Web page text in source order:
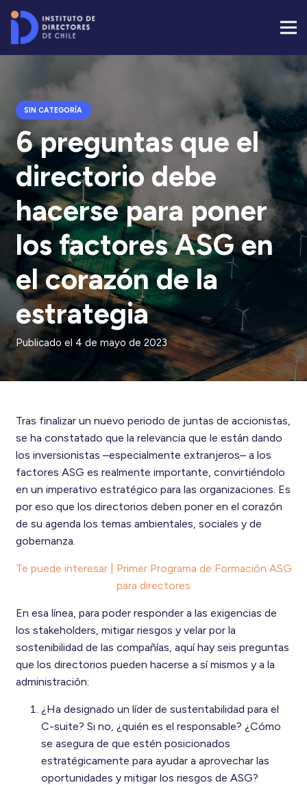
SIN CATEGORÍA
6 preguntas que el
directorio debe
hacerse para poner
los factores ASG en
el corazón de la
estrategia
Publicado el 4 de mayo de 2023
Tras finalizar un nuevo periodo de juntas de accionistas,
se ha constatado que la relevancia que le están dando
los inversionistas –especialmente extranjeros– a los
factores ASG es realmente importante, convirtiéndolo
en un imperativo estratégico para las organizaciones. Es
por eso que los directorios deben poner en el corazón
de su agenda los temas ambientales, sociales y de
gobernanza.
Te puede interesar | Primer Programa de Formación ASG
para directores
En esa línea, para poder responder a las exigencias de
los stakeholders, mitigar riesgos y velar por la
sostenibilidad de las compañías, aquí hay seis preguntas
que los directorios pueden hacerse a sí mismos y a la
administración:
¿Ha designado un líder de sustentabilidad para el
C-suite? Si no, ¿quién es el responsable? ¿Cómo
se asegura de que estén posicionados
estratégicamente para ayudar a aprovechar las
oportunidades y mitigar los riesgos de ASG?